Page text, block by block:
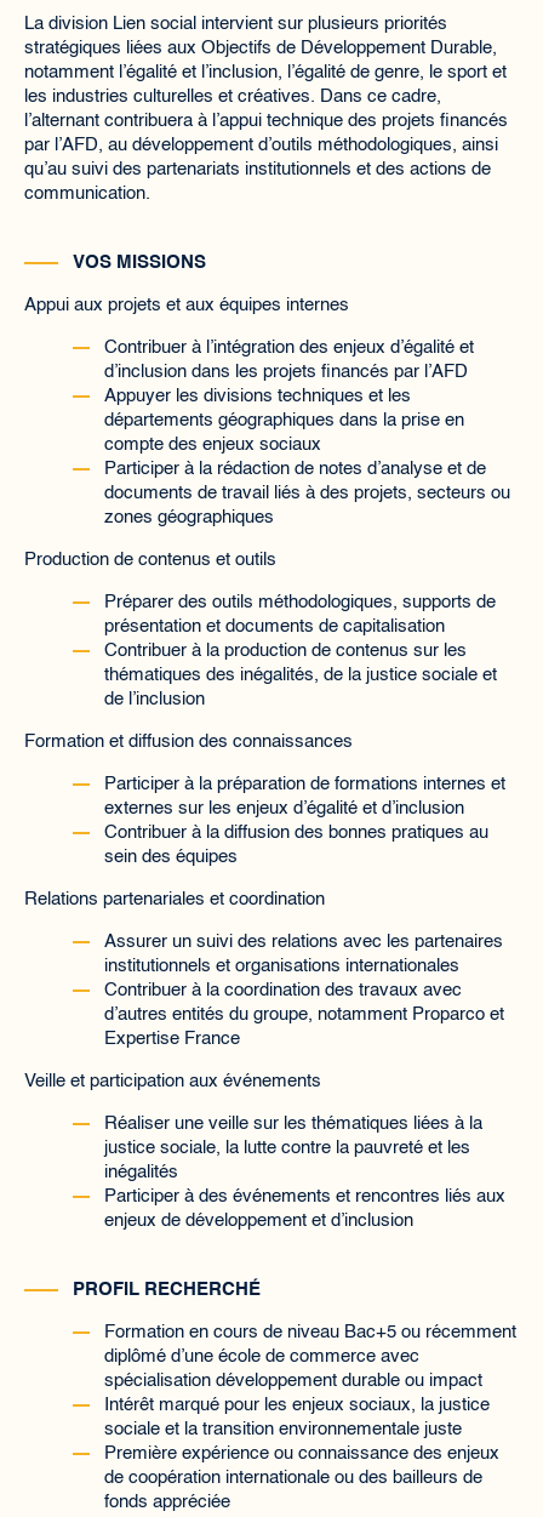
La division Lien social intervient sur plusieurs priorités
stratégiques liées aux Objectifs de Développement Durable,
notamment l’égalité et l’inclusion, l’égalité de genre, le sport et
les industries culturelles et créatives. Dans ce cadre,
l’alternant contribuera à l’appui technique des projets financés
par l’AFD, au développement d’outils méthodologiques, ainsi
qu’au suivi des partenariats institutionnels et des actions de
communication.
VOS MISSIONS
Appui aux projets et aux équipes internes
Contribuer à l’intégration des enjeux d’égalité et
d’inclusion dans les projets financés par l’AFD
Appuyer les divisions techniques et les
départements géographiques dans la prise en
compte des enjeux sociaux
Participer à la rédaction de notes d’analyse et de
documents de travail liés à des projets, secteurs ou
zones géographiques
Production de contenus et outils
Préparer des outils méthodologiques, supports de
présentation et documents de capitalisation
Contribuer à la production de contenus sur les
thématiques des inégalités, de la justice sociale et
de l’inclusion
Formation et diffusion des connaissances
Participer à la préparation de formations internes et
externes sur les enjeux d’égalité et d’inclusion
Contribuer à la diffusion des bonnes pratiques au
sein des équipes
Relations partenariales et coordination
Assurer un suivi des relations avec les partenaires
institutionnels et organisations internationales
Contribuer à la coordination des travaux avec
d’autres entités du groupe, notamment Proparco et
Expertise France
Veille et participation aux événements
Réaliser une veille sur les thématiques liées à la
justice sociale, la lutte contre la pauvreté et les
inégalités
Participer à des événements et rencontres liés aux
enjeux de développement et d’inclusion
PROFIL RECHERCHÉ
Formation en cours de niveau Bac+5 ou récemment
diplômé d’une école de commerce avec
spécialisation développement durable ou impact
Intérêt marqué pour les enjeux sociaux, la justice
sociale et la transition environnementale juste
Première expérience ou connaissance des enjeux
de coopération internationale ou des bailleurs de
fonds appréciée